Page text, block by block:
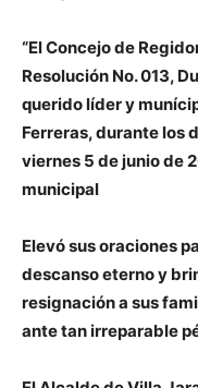
“El Concejo de
Resolución No. 013,
querido líder y
Ferreras, durante los
viernes 5 de junio de
municipal
Elevó sus oraciones
descanso eterno y
resignación a sus
ante tan irreparable